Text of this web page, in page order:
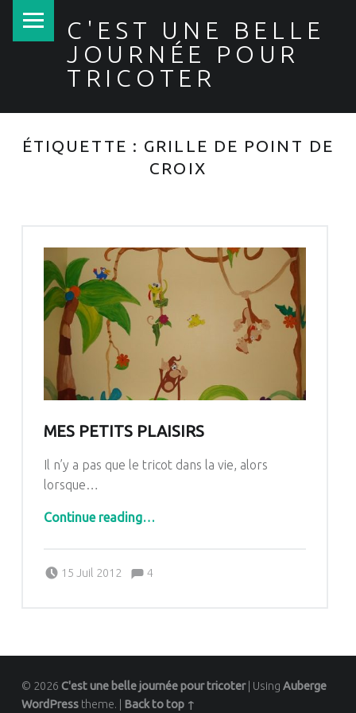
C'EST UNE BELLE
JOURNÉE POUR
TRICOTER
ÉTIQUETTE : GRILLE DE POINT DE
CROIX
MES PETITS PLAISIRS
Il n’y a pas que le tricot dans la vie, alors
lorsque…
Continue reading…
15 Juil 2012
Pascale G&-BdC-WKF
Comments:
4
© 2026 C'est une belle journée pour tricoter Using Auberge
WordPresstheme. Back to top ↑